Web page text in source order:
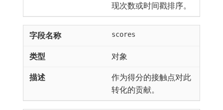
现次数或时间戳排序。
scores
对象
作为得分的接触点对此
转化的贡献。